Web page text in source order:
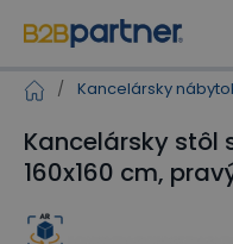
/ Kancelársky
Kancelársky stôl
160x160 cm,